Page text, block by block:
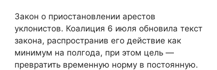
Закон о приостановлении арестов
уклонистов. Коалиция 6 июля обновила текст
закона, распространив его действие как
минимум на полгода, при этом цель —
превратить временную норму в постоянную.